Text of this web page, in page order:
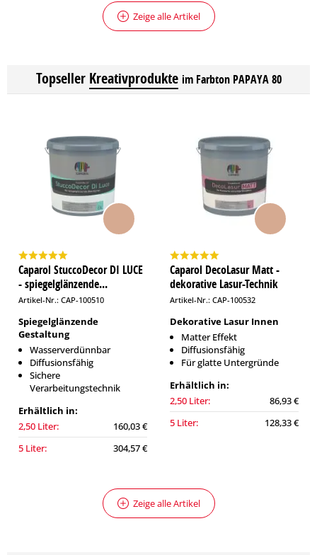
Zeige alle Artikel
Topseller Kreativprodukte im Farbton PAPAYA 80
Caparol StuccoDecor DI LUCE
- spiegelglänzende...
Artikel-Nr.: CAP-100510
Spiegelglänzende
Gestaltung
Wasserverdünnbar
Diffusionsfähig
Sichere
Verarbeitungstechnik
Erhältlich in:
2,50 Liter:
160,03 €
5 Liter:
304,57 €
Caparol DecoLasur Matt -
dekorative Lasur-Technik
Artikel-Nr.: CAP-100532
Dekorative Lasur Innen
Matter Effekt
Diffusionsfähig
Für glatte Untergründe
Erhältlich in:
2,50 Liter:
86,93 €
5 Liter:
128,33 €
Zeige alle Artikel